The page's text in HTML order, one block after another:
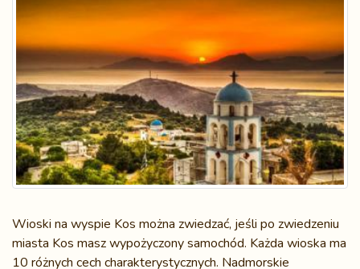
Wioski na wyspie Kos można zwiedzać, jeśli po zwiedzeniu
miasta Kos masz wypożyczony samochód. Każda wioska ma
10 różnych cech charakterystycznych. Nadmorskie